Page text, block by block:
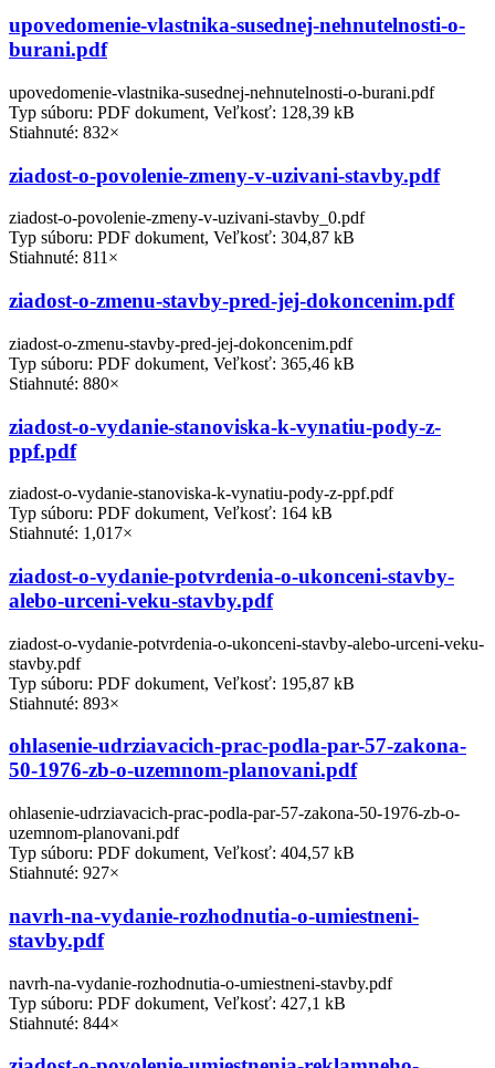
upovedomenie-vlastnika-susednej-nehnutelnosti-o-
burani.pdf
upovedomenie-vlastnika-susednej-nehnutelnosti-o-burani.pdf
Typ súboru: PDF dokument, Veľkosť: 128,39 kB
Stiahnuté: 832×
ziadost-o-povolenie-zmeny-v-uzivani-stavby.pdf
ziadost-o-povolenie-zmeny-v-uzivani-stavby_0.pdf
Typ súboru: PDF dokument, Veľkosť: 304,87 kB
Stiahnuté: 811×
ziadost-o-zmenu-stavby-pred-jej-dokoncenim.pdf
ziadost-o-zmenu-stavby-pred-jej-dokoncenim.pdf
Typ súboru: PDF dokument, Veľkosť: 365,46 kB
Stiahnuté: 880×
ziadost-o-vydanie-stanoviska-k-vynatiu-pody-z-
ppf.pdf
ziadost-o-vydanie-stanoviska-k-vynatiu-pody-z-ppf.pdf
Typ súboru: PDF dokument, Veľkosť: 164 kB
Stiahnuté: 1,017×
ziadost-o-vydanie-potvrdenia-o-ukonceni-stavby-
alebo-urceni-veku-stavby.pdf
ziadost-o-vydanie-potvrdenia-o-ukonceni-stavby-alebo-urceni-veku-
stavby.pdf
Typ súboru: PDF dokument, Veľkosť: 195,87 kB
Stiahnuté: 893×
ohlasenie-udrziavacich-prac-podla-par-57-zakona-
50-1976-zb-o-uzemnom-planovani.pdf
ohlasenie-udrziavacich-prac-podla-par-57-zakona-50-1976-zb-o-
uzemnom-planovani.pdf
Typ súboru: PDF dokument, Veľkosť: 404,57 kB
Stiahnuté: 927×
navrh-na-vydanie-rozhodnutia-o-umiestneni-
stavby.pdf
navrh-na-vydanie-rozhodnutia-o-umiestneni-stavby.pdf
Typ súboru: PDF dokument, Veľkosť: 427,1 kB
Stiahnuté: 844×